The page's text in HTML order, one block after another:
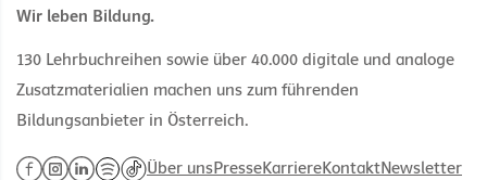
Wir leben Bildung.
130 Lehrbuchreihen sowie über 40.000 digitale und analoge
Zusatzmaterialien machen uns zum führenden
Bildungsanbieter in Österreich.
Über unsPresseKarriereKontaktNewsletter